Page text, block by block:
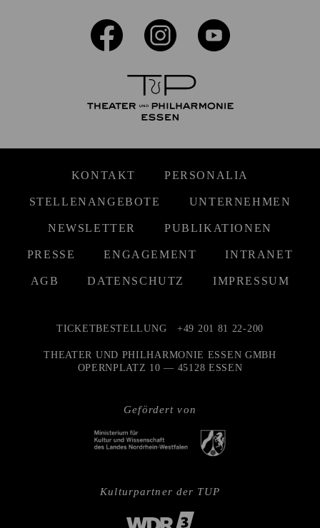
KONTAKT PERSONALIA
STELLENANGEBOTE UNTERNEHMEN
NEWSLETTER PUBLIKATIONEN
PRESSE ENGAGEMENT INTRANET
AGB DATENSCHUTZ IMPRESSUM
Gefördert von
TICKETBESTELLUNG +49 201 81 22-200
THEATER UND PHILHARMONIE ESSEN GMBH
OPERNPLATZ 10 — 45128 ESSEN
Kulturpartner der TUP